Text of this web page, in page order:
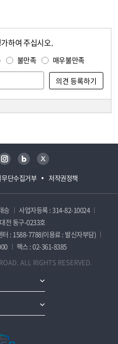
하여 주십시오.
불만족 매우불만족
단수집거부 저작권정책
인스타그램 블로그 트위터
승
사업자등록 : 314-82-10024
전 동구-0233호
터 : 1588-7788(이용료 : 발신자부담)
팩스 : 02-361-8385
ALL RIGHTS RESERVED.